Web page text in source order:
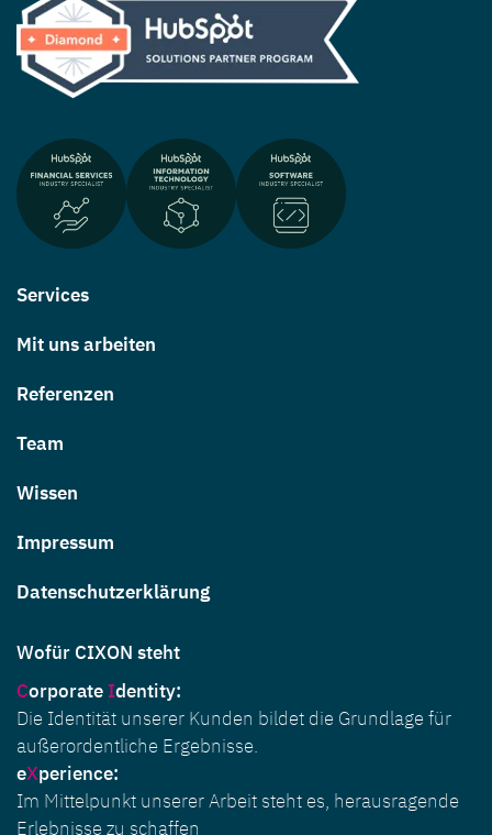
Services
Mit uns arbeiten
Referenzen
Team
Wissen
Impressum
Datenschutzerklärung
Wofür CIXON steht
Corporate Identity:
Die Identität unserer Kunden bildet die Grundlage für
außerordentliche Ergebnisse.
eXperience:
Im Mittelpunkt unserer Arbeit steht es, herausragende
Erlebnisse zu schaffen